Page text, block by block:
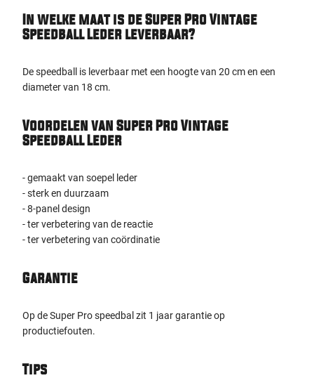
In welke maat is de Super Pro Vintage
Speedball Leder leverbaar?
De speedball is leverbaar met een hoogte van 20 cm en een
diameter van 18 cm.
Voordelen van Super Pro Vintage
Speedball Leder
- gemaakt van soepel leder
- sterk en duurzaam
- 8-panel design
- ter verbetering van de reactie
- ter verbetering van coördinatie
Garantie
Op de Super Pro speedbal zit 1 jaar garantie op
productiefouten.
Tips